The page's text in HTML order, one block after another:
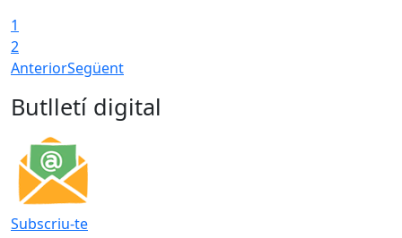
1
2
AnteriorSegüent
Butlletí digital
Subscriu-te